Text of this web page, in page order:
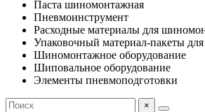
Паста шиномонтажная
Пневмоинструмент
Расходные материалы для
Упаковочный материал-пакеты
Шиномонтажное оборудование
Шиповальное оборудование
Элементы пневмоподготовки
×